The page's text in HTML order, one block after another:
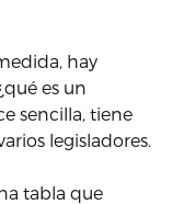
hay
es un
sencilla, tiene
legisladores.
tabla que